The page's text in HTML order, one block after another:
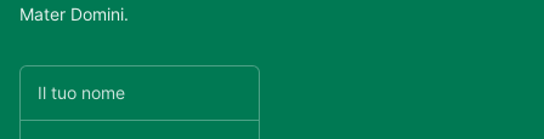
Mater Domini.